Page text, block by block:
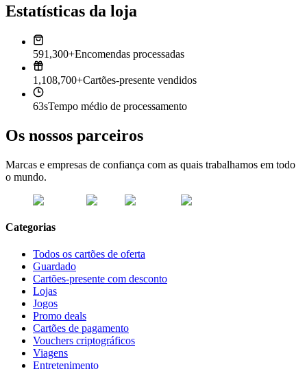
Estatísticas da loja
591,300+Encomendas processadas
1,108,700+Cartões-presente vendidos
63sTempo médio de processamento
Os nossos parceiros
Marcas e empresas de confiança com as quais trabalhamos em todo
o mundo.
Categorias
Todos os cartões de oferta
Guardado
Cartões-presente com desconto
Lojas
Jogos
Promo deals
Cartões de pagamento
Vouchers criptográficos
Viagens
Entretenimento